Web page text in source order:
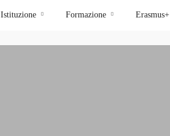
Istituzione Formazione Erasmus+